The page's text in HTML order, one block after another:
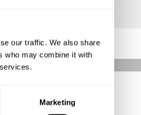
our traffic. We also share
who may combine it with
Marketing
Nieuw